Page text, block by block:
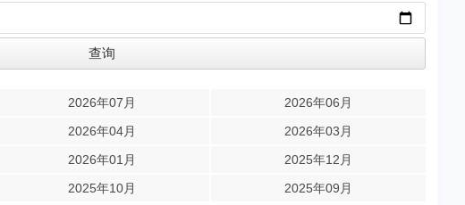
2026年07月
2026年06月
2026年04月
2026年03月
2026年01月
2025年12月
2025年10月 2025年09月